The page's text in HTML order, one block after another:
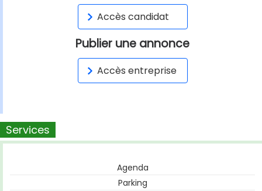
Accès candidat
Publier une annonce
Accès entreprise
Services
Agenda
Parking